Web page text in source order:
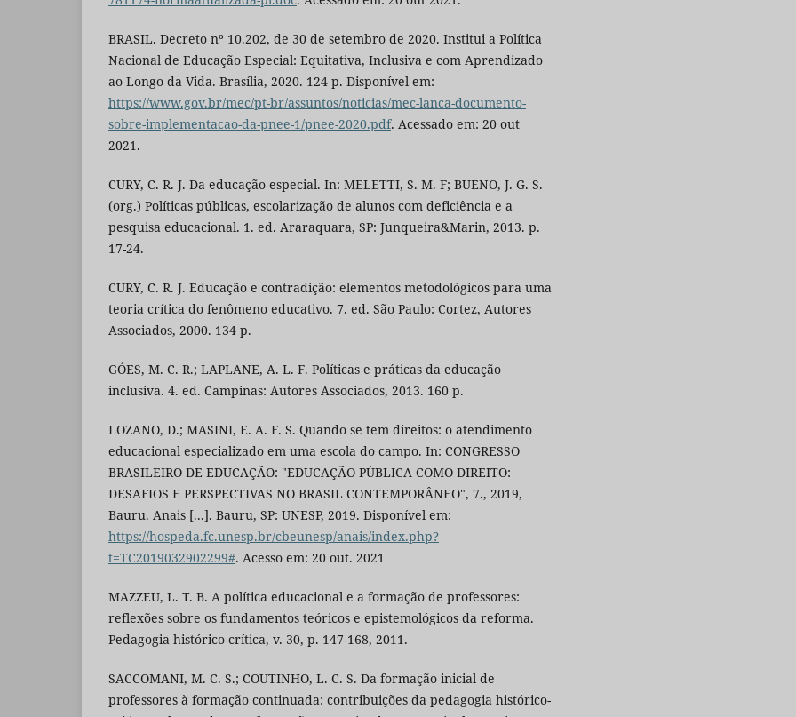
BRASIL. Decreto nº 10.202, de 30 de setembro de 2020. Institui a Política
Nacional de Educação Especial: Equitativa, Inclusiva e com Aprendizado
ao Longo da Vida. Brasília, 2020. 124 p. Disponível em:
https://www.gov.br/mec/pt-br/assuntos/noticias/mec-lanca-documento-
sobre-implementacao-da-pnee-1/pnee-2020.pdf. Acessado em: 20 out
2021.
CURY, C. R. J. Da educação especial. In: MELETTI, S. M. F; BUENO, J. G. S.
(org.) Políticas públicas, escolarização de alunos com deficiência e a
pesquisa educacional. 1. ed. Araraquara, SP: Junqueira&Marin, 2013. p.
17-24.
CURY, C. R. J. Educação e contradição: elementos metodológicos para uma
teoria crítica do fenômeno educativo. 7. ed. São Paulo: Cortez, Autores
Associados, 2000. 134 p.
GÓES, M. C. R.; LAPLANE, A. L. F. Políticas e práticas da educação
inclusiva. 4. ed. Campinas: Autores Associados, 2013. 160 p.
LOZANO, D.; MASINI, E. A. F. S. Quando se tem direitos: o atendimento
educacional especializado em uma escola do campo. In: CONGRESSO
BRASILEIRO DE EDUCAÇÃO: "EDUCAÇÃO PÚBLICA COMO DIREITO:
DESAFIOS E PERSPECTIVAS NO BRASIL CONTEMPORÂNEO", 7., 2019,
Bauru. Anais [...]. Bauru, SP: UNESP, 2019. Disponível em:
https://hospeda.fc.unesp.br/cbeunesp/anais/index.php?
t=TC2019032902299#. Acesso em: 20 out. 2021
MAZZEU, L. T. B. A política educacional e a formação de professores:
reflexões sobre os fundamentos teóricos e epistemológicos da reforma.
Pedagogia histórico-crítica, v. 30, p. 147-168, 2011.
SACCOMANI, M. C. S.; COUTINHO, L. C. S. Da formação inicial de
professores à formação continuada: contribuições da pedagogia histórico-